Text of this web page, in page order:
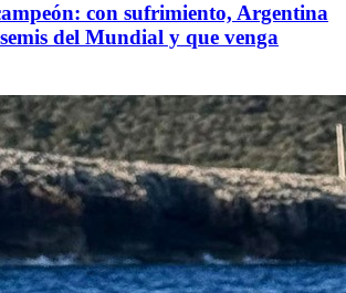
con sufrimiento, Argentina
del Mundial y que venga